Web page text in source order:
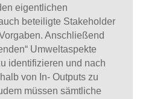
eigentlichen
beteiligte Stakeholder
Anschließend
Umweltaspekte
identifizieren und nach
von In- Outputs zu
müssen sämtliche